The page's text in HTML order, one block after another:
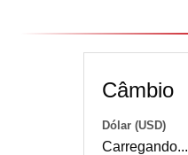
Câmbio
Dólar (USD)
Carregando...